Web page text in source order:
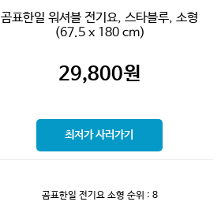
곰표한일 워셔블 전기요, 스타블루, 소형
(67.5 x 180 cm)
29,800원
최저가 사러가기
곰표한일 전기요 소형 순위 : 8